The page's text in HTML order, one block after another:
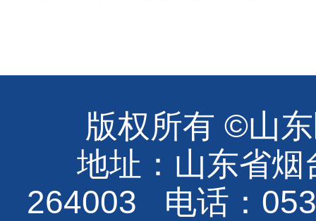
版权所有 ©山
地址：山东省
264003 电话：